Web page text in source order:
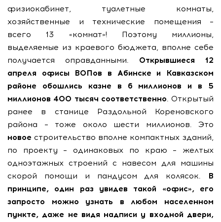
физиокабинет, туалетные комнаты,
хозяйственные и технические помещения –
всего 13 «комнат»! Поэтому миллионы,
выделяемые из краевого бюджета, вполне себе
получается оправданными. Открывшиеся 12
апреля офисы ВОПов в Абинске и Кавказском
районе обошлись казне в 6 миллионов и в 5
миллионов 400 тысяч соответственно. Открытый
ранее в станице Раздольной Кореновского
района – тоже около шести миллионов. Это
новое строительство вполне компактных зданий,
по проекту – одинаковых по краю – желтых
одноэтажных строений с навесом для машины
скорой помощи и пандусом для колясок.
В
принципе, один раз увидев такой «офис», его
запросто можно узнать в любом населенном
пункте, даже не видя надписи у входной двери,